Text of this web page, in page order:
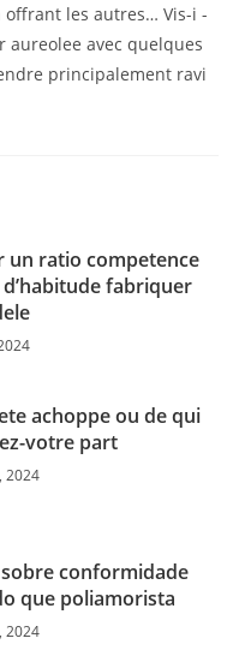
les autres… Vis-i -
aureolee avec quelques
principalement ravi
un ratio competence
fabriquer
achoppe ou de qui
votre part
2024
conformidade
que poliamorista
2024